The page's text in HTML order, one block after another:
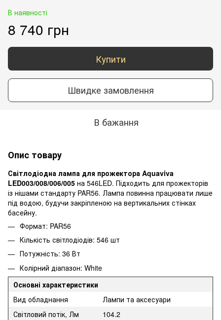
В наявності
8 740 грн
Купити
Швидке замовлення
В бажання
Опис товару
Світлодіодна лампа для прожектора Aquaviva
LED003/008/006/005 на 546LED. Підходить для прожекторів
із нішами стандарту PAR56. Лампа повинна працювати лише
під водою, будучи закріпленою на вертикальних стінках
басейну.
Формат: PAR56
Кількість світлодіодів: 546 шт
Потужність: 36 Вт
Колірний діапазон: White
Основні характеристики
Вид обладнання
Лампи та аксесуари
Світловий потік, Лм
104.2